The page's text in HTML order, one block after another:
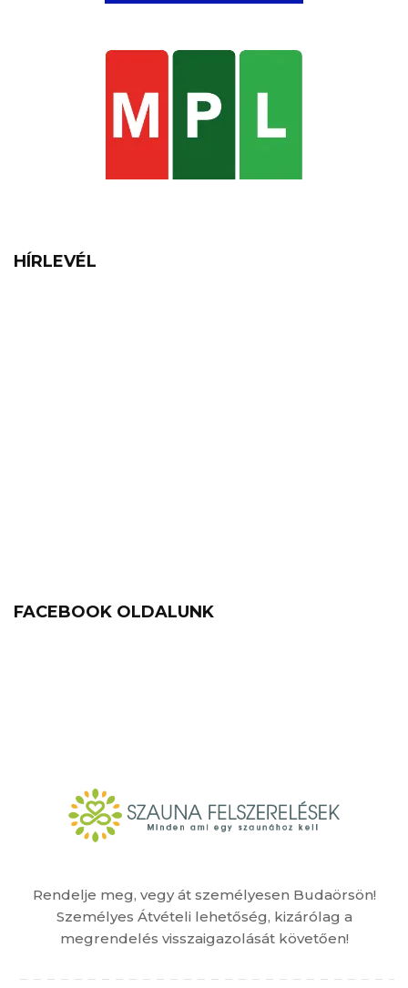
Rendelje meg, vegy át személyesen Budaörsön!
Személyes Átvételi lehetőség, kizárólag a
megrendelés visszaigazolását követően!
HÍRLEVÉL
FACEBOOK OLDALUNK